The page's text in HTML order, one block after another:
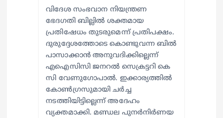
വിദേശ സംഭവാന നിയന്ത്രണ
ഭേദഗതി ബില്ലിൽ ശക്തമായ
പ്രതിഷേധം തുടരുമെന്ന് പ്രതിപക്ഷം.
ദുരുദ്ദേശത്തോടെ കൊണ്ടുവന്ന ബിൽ
പാസാക്കാൻ അനുവദിക്കില്ലെന്ന്
എഐസിസി ജനറൽ സെക്രട്ടറി കെ
സി വേണുഗോപാൽ. ഇക്കാര്യത്തിൽ
കോൺഗ്രസുമായി ചർച്ച
നടത്തിയിട്ടില്ലെന്ന് അദേഹം
വ്യക്തമാക്കി. മണ്ഡല പുനർനിർണയ